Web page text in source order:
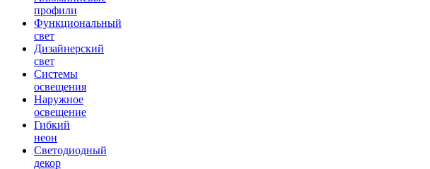
профили
Функциональный
свет
Дизайнерский
свет
Системы
освещения
Наружное
освещение
Гибкий
неон
Светодиодный
декор